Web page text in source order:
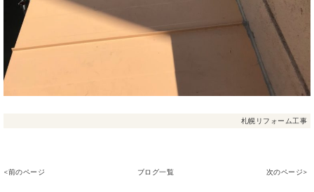
札幌リフォーム工事
<前のページ ブログ一覧 次のページ>